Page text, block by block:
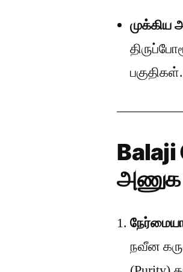
பகுதிகள்.
Balaji
அணுக
நவீன